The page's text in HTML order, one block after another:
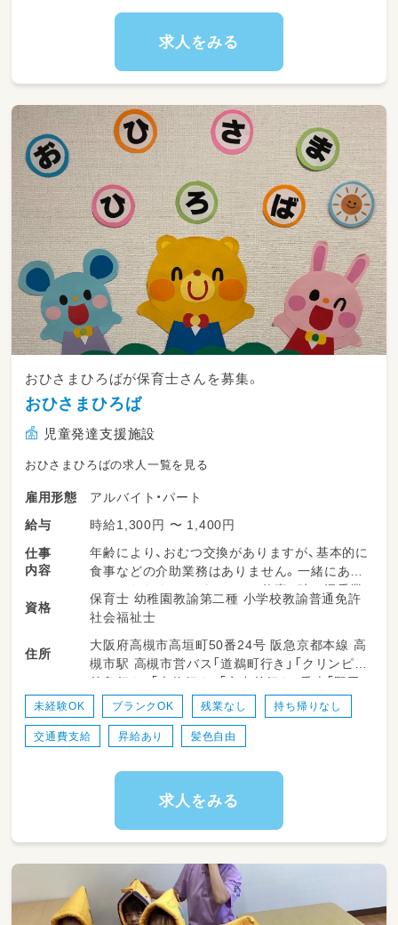
求人をみる
おひさまひろばが保育士さんを募集。
おひさまひろば
児童発達支援施設
おひさまひろばの求人一覧を見る
雇用形態
アルバイト・パート
給与
時給1,300円 〜 1,400円
仕事
内容
年齢により、おむつ交換がありますが、基本的に
食事などの介助業務はありません。一緒にあそ
んでいただくことがメインの仕事。時々添乗業
務。
資格
保育士 幼稚園教諭第二種 小学校教諭普通免許
社会福祉士
住所
大阪府高槻市高垣町50番24号 阪急京都本線 高
槻市駅 高槻市営バス「道鵜町行き」「クリンピア
前島行き」「上牧行き」「六中前行き」乗車「野田」
バス停下車徒歩5分 「安満遺跡公園経由前島行
き」乗車「高垣町」バス停下車徒歩5分
未経験OK ブランクOK 残業なし 持ち帰りなし
交通費支給 昇給あり 髪色自由
求人をみる